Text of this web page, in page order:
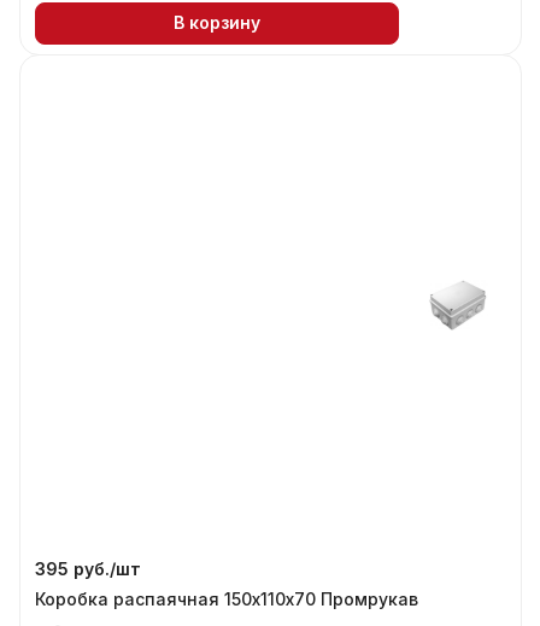
В корзину
395 руб./шт
Коробка распаячная 150х110х70 Промрукав